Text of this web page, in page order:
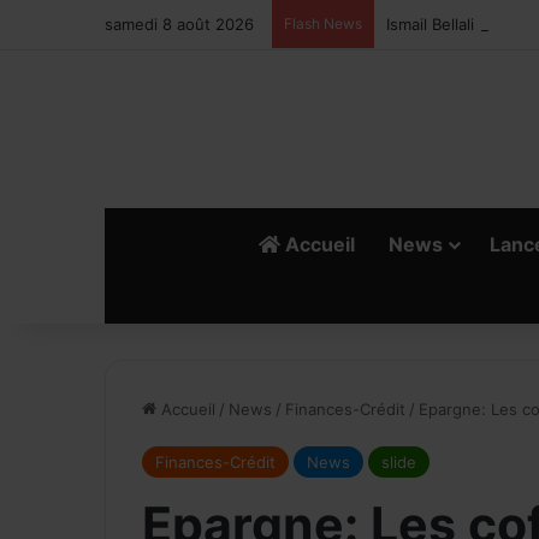
samedi 8 août 2026 Flash News Ismail Bellali : Le
Accueil News
Accueil / News / Finances-Crédit / Epargne: Les
Finances-Crédit News slide
Epargne: Les